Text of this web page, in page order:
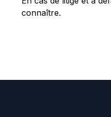
connaître.